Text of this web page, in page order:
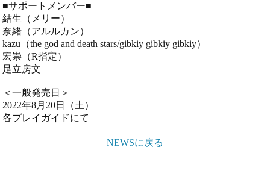
■サポートメンバー■
結生（メリー）
奈緒（アルルカン）
kazu（the god and death stars/gibkiy gibkiy gibkiy）
宏崇（R指定）
足立房文
＜一般発売日＞
2022年8月20日（土）
各プレイガイドにて
NEWSに戻る